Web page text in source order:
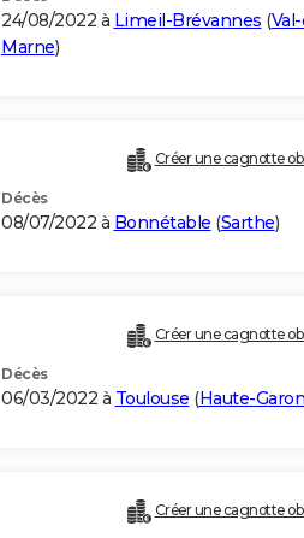
24/08/2022 à Limeil-Brévannes (
Marne)
Créer une cagnotte
Décès
08/07/2022 à Bonnétable (Sarthe)
Créer une cagnotte
Décès
06/03/2022 à Toulouse (Haute-
Créer une cagnotte